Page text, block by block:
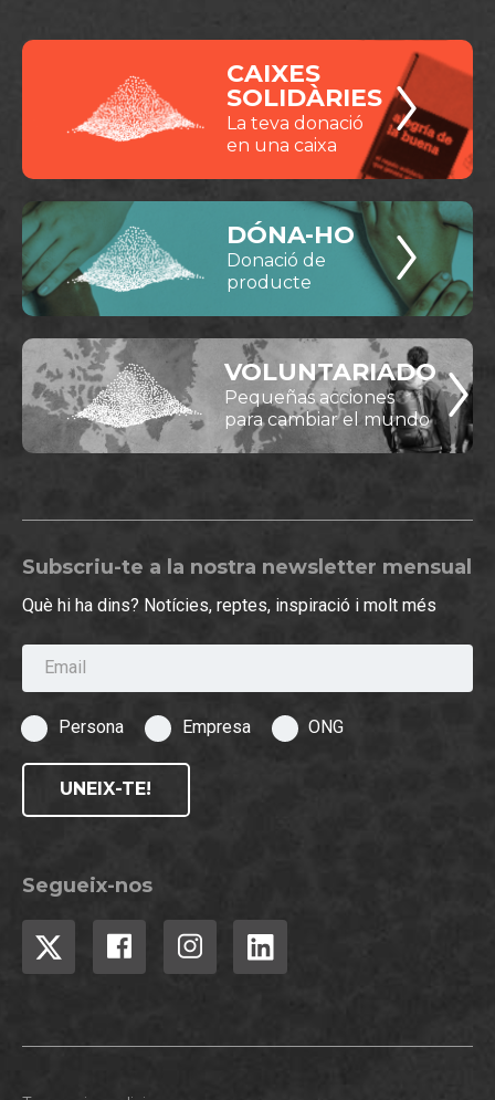
CAIXES
SOLIDÀRIES
La teva donació
en una caixa
DÓNA-HO
Donació de
producte
VOLUNTARIADO
Pequeñas acciones
para cambiar el mundo
Subscriu-te a la nostra newsletter mensual
Què hi ha dins? Notícies, reptes, inspiració i molt més
Email
Persona Empresa ONG
UNEIX-TE!
Segueix-nos